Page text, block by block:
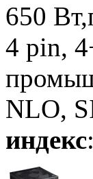
650
4 pin,
NLO,
индекс